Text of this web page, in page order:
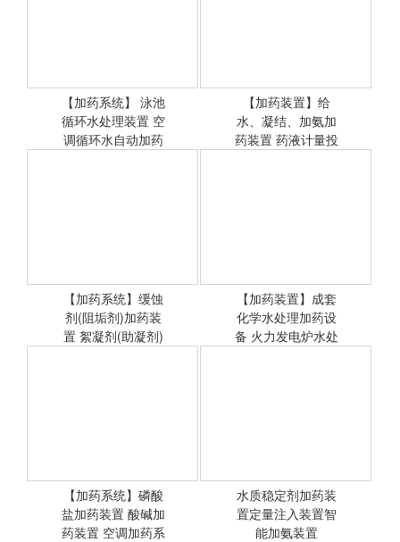
<查看详情> <查看详情>
<查看详情>
【加药系统】 泳池
循环水处理装置 空
调循环水自动加药
<查看详情>
【加药装置】给
水、凝结、加氨加
药装置 药液计量投
<查看详情>
【加药系统】缓蚀
剂(阻垢剂)加药装
置 絮凝剂(助凝剂)
<查看详情>
【加药装置】成套
化学水处理加药设
备 火力发电炉水处
【加药系统】磷酸
盐加药装置 酸碱加
药装置 空调加药系
水质稳定剂加药装
置定量注入装置智
能加氨装置